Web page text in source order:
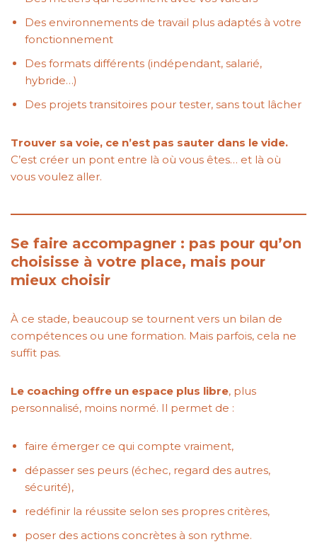
Des environnements de travail plus adaptés à votre
fonctionnement
Des formats différents (indépendant, salarié,
hybride…)
Des projets transitoires pour tester, sans tout lâcher
Trouver sa voie, ce n’est pas sauter dans le vide.
C’est créer un pont entre là où vous êtes… et là où
vous voulez aller.
Se faire accompagner : pas pour qu’on
choisisse à votre place, mais pour
mieux choisir
À ce stade, beaucoup se tournent vers un bilan de
compétences ou une formation. Mais parfois, cela ne
suffit pas.
Le coaching offre un espace plus libre, plus
personnalisé, moins normé. Il permet de :
faire émerger ce qui compte vraiment,
dépasser ses peurs (échec, regard des autres,
sécurité),
redéfinir la réussite selon ses propres critères,
poser des actions concrètes à son rythme.